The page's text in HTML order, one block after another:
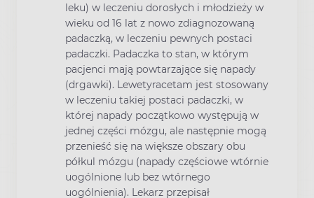
leku) w leczeniu dorosłych i młodzieży w
wieku od 16 lat z nowo zdiagnozowaną
padaczką, w leczeniu pewnych postaci
padaczki. Padaczka to stan, w którym
pacjenci mają powtarzające się napady
(drgawki). Lewetyracetam jest stosowany
w leczeniu takiej postaci padaczki, w
której napady początkowo występują w
jednej części mózgu, ale następnie mogą
przenieść się na większe obszary obu
półkul mózgu (napady częściowe wtórnie
uogólnione lub bez wtórnego
uogólnienia). Lekarz przepisał